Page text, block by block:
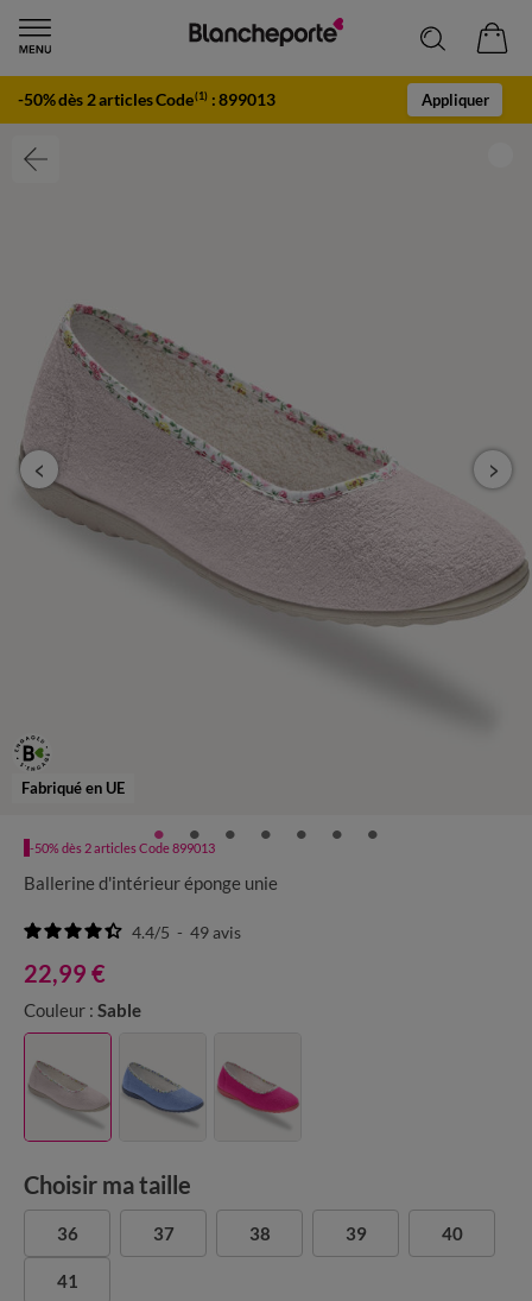
-50% dès 2 articles Code(1) :899013 Appliquer
Fabriqué en UE
-50% dès 2 articles Code 899013
Ballerine d'intérieur éponge unie
4.4/5 - 49avis
22,99 €
Couleur : Sable
Choisir ma taille
36 37 38 39 40
41